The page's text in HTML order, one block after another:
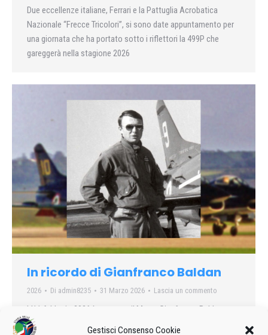
Gestisci Consenso Cookie
Due eccellenze italiane, Ferrari e la Pattuglia Acrobatica
Nazionale “Frecce Tricolori”, si sono date appuntamento per
una giornata che ha portato sotto i riflettori la 499P che
gareggerà nella stagione 2026
In ricordo di Gianfranco Baldan
2026 Di admin8235 31 Marzo 2026 Lascia un commento
L’11 febbraio 2026 è mancato il Magg. Gianfranco Baldan,
Ufficiale Tecnico della Pattuglia Acrobatica Nazionale dal